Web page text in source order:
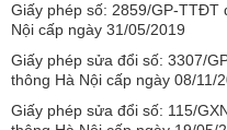
Giấy phép số: 2859/GP-TTĐT
Nội cấp ngày 31/05/2019
Giấy phép sửa đổi số: 3307/
thông Hà Nội cấp ngày 08/11/
Giấy phép sửa đổi số: 115/